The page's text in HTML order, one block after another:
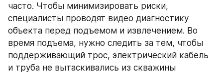
часто. Чтобы минимизировать риски,
специалисты проводят видео диагностику
объекта перед подъемом и извлечением. Во
время подъема, нужно следить за тем, чтобы
поддерживающий трос, электрический кабель
и труба не вытаскивались из скважины